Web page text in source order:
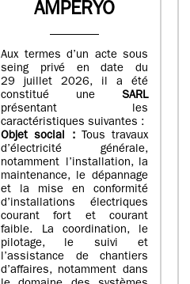
AMPERYO
Aux termes d’un acte sous
seing privé en date du
29 juillet 2026, il a été
constitué une SARL
présentant les
caractéristiques suivantes :
Objet social :
Tous travaux
d’électricité générale,
notamment l’installation, la
maintenance, le dépannage
et la mise en conformité
d’installations électriques
courant fort et courant
faible. La coordination, le
pilotage, le suivi et
l’assistance de chantiers
d’affaires, notamment dans